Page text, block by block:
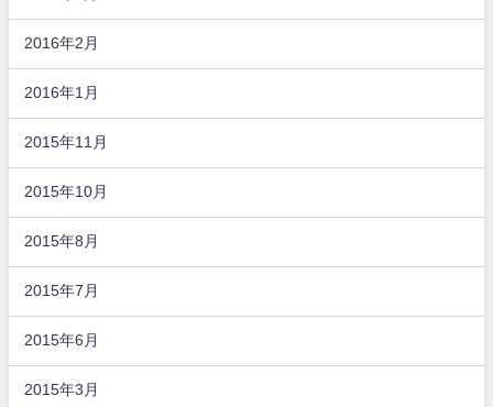
2016年2月
2016年1月
2015年11月
2015年10月
2015年8月
2015年7月
2015年6月
2015年3月